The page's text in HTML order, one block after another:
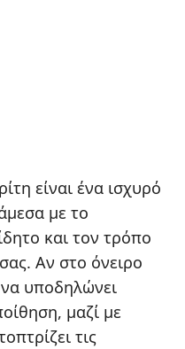
είναι ένα ισχυρό
με το
και τον τρόπο
Αν στο όνειρο
υποδηλώνει
μαζί με
τις